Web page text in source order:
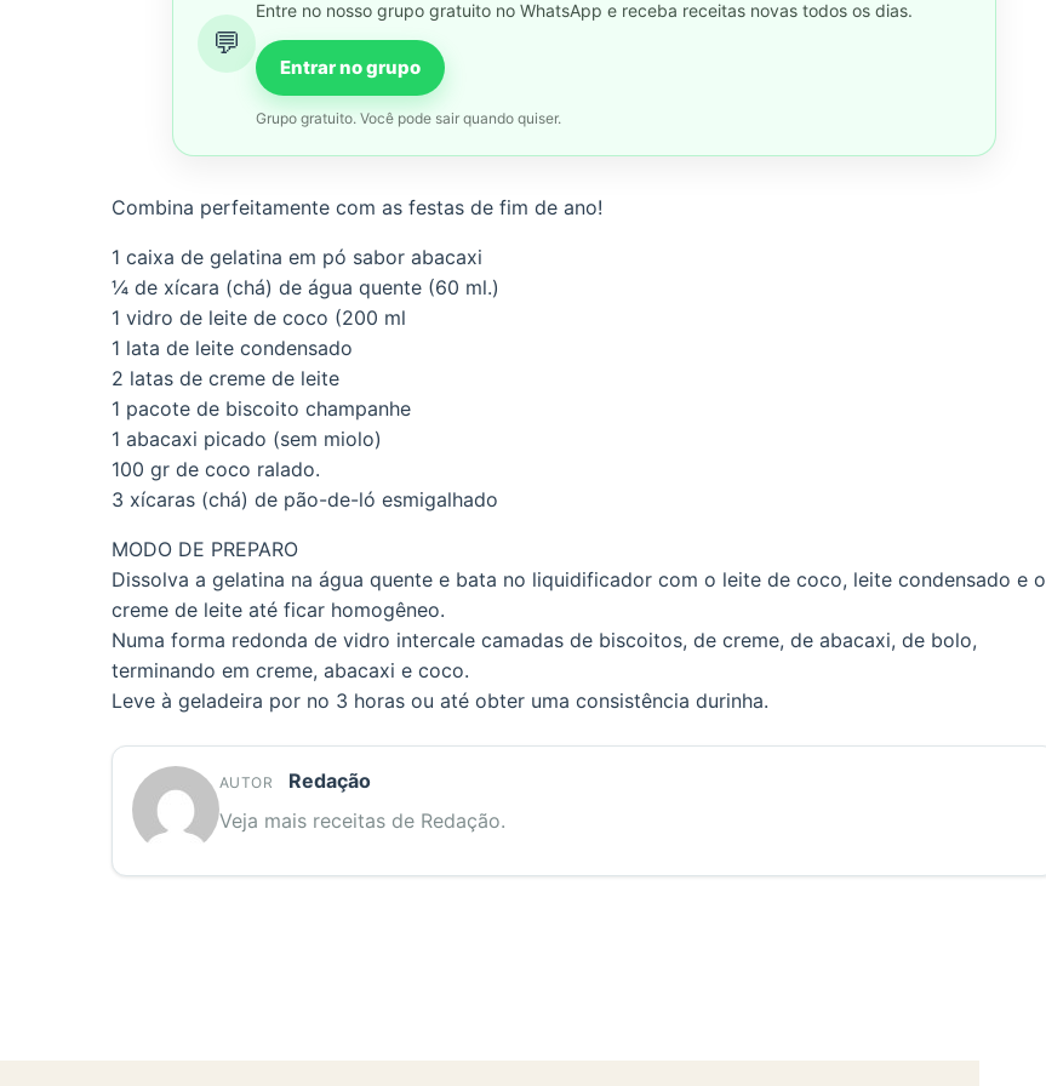
💬
Entre no nosso grupo gratuito no WhatsApp e receba receitas novas todos os dias.
Entrar no grupo
Grupo gratuito. Você pode sair quando quiser.
Combina perfeitamente com as festas de fim de ano!
1 caixa de gelatina em pó sabor abacaxi
¼ de xícara (chá) de água quente (60 ml.)
1 vidro de leite de coco (200 ml
1 lata de leite condensado
2 latas de creme de leite
1 pacote de biscoito champanhe
1 abacaxi picado (sem miolo)
100 gr de coco ralado.
3 xícaras (chá) de pão-de-ló esmigalhado
MODO DE PREPARO
Dissolva a gelatina na água quente e bata no liquidificador com o leite de coco, leite condensado e o
creme de leite até ficar homogêneo.
Numa forma redonda de vidro intercale camadas de biscoitos, de creme, de abacaxi, de bolo,
terminando em creme, abacaxi e coco.
Leve à geladeira por no 3 horas ou até obter uma consistência durinha.
AUTOR
Redação
Veja mais receitas de Redação.